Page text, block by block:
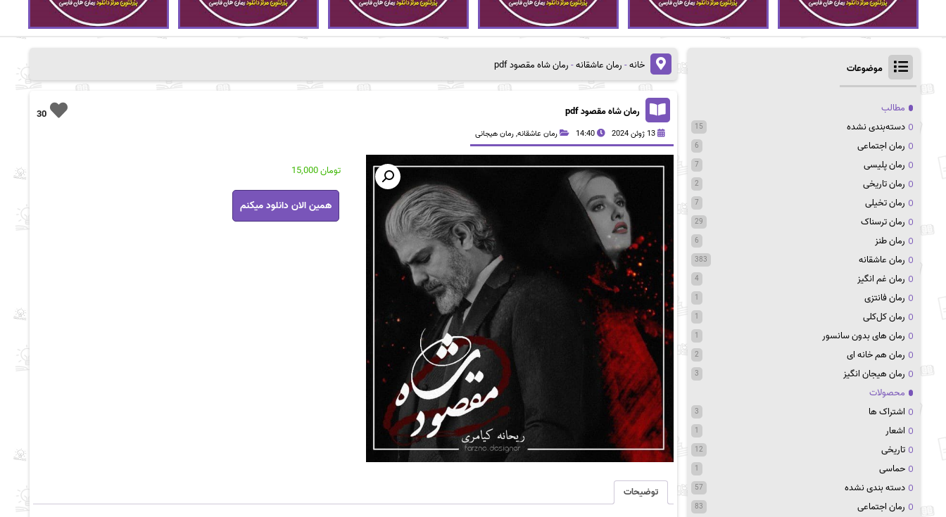
خانه-رمان عاشقانه-رمان شاه مقصود pdf
30 رمان شاه مقصود pdf
13 ژوئن 2024 14:40 رمان عاشقانه,رمان هیجانی
تومان15,000
رمان
شاه
مقصود
همین الان دانلود میکنم
توضیحات
موضوعات
مطالب
دسته‌بندی نشده
15
رمان اجتماعی 6
رمان پلیسی 7
رمان تاریخی 2
رمان تخیلی 7
رمان ترسناک 29
رمان طنز 6
رمان عاشقانه 383
رمان غم انگیز 4
رمان فانتزی 1
رمان کل‌کلی 1
رمان های بدون سانسور 1
رمان هم خانه ای 2
رمان هیجان انگیز 3
محصولات
اشتراک ها
3
اشعار 1
تاریخی 12
حماسی 1
دسته بندی نشده 57
رمان اجتماعی 83